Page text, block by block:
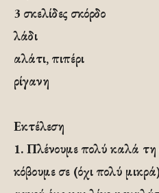
3 σκελίδες σκόρδο
λάδι
αλάτι, πιπέρι
ρίγανη
Εκτέλεση
1. Πλένουμε πολύ καλά
κόβουμε σε (όχι πολύ